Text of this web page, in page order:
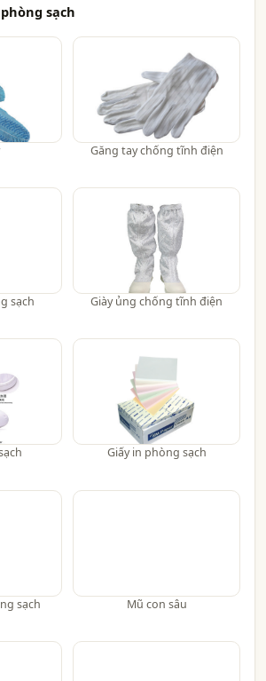
sạch
Găng tay chống tĩnh điện
sạch Giày ủng chống tĩnh điện
Giấy in phòng sạch
sạch Mũ con sâu